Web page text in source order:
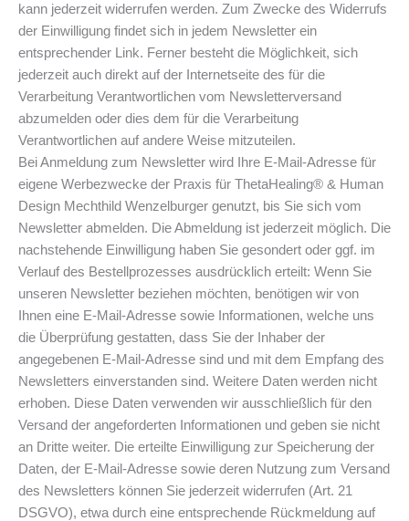
kann jederzeit widerrufen werden. Zum Zwecke des Widerrufs
der Einwilligung findet sich in jedem Newsletter ein
entsprechender Link. Ferner besteht die Möglichkeit, sich
jederzeit auch direkt auf der Internetseite des für die
Verarbeitung Verantwortlichen vom Newsletterversand
abzumelden oder dies dem für die Verarbeitung
Verantwortlichen auf andere Weise mitzuteilen.
Bei Anmeldung zum Newsletter wird Ihre E-Mail-Adresse für
eigene Werbezwecke der Praxis für ThetaHealing® & Human
Design Mechthild Wenzelburger genutzt, bis Sie sich vom
Newsletter abmelden. Die Abmeldung ist jederzeit möglich. Die
nachstehende Einwilligung haben Sie gesondert oder ggf. im
Verlauf des Bestellprozesses ausdrücklich erteilt: Wenn Sie
unseren Newsletter beziehen möchten, benötigen wir von
Ihnen eine E-Mail-Adresse sowie Informationen, welche uns
die Überprüfung gestatten, dass Sie der Inhaber der
angegebenen E-Mail-Adresse sind und mit dem Empfang des
Newsletters einverstanden sind. Weitere Daten werden nicht
erhoben. Diese Daten verwenden wir ausschließlich für den
Versand der angeforderten Informationen und geben sie nicht
an Dritte weiter. Die erteilte Einwilligung zur Speicherung der
Daten, der E-Mail-Adresse sowie deren Nutzung zum Versand
des Newsletters können Sie jederzeit widerrufen (Art. 21
DSGVO), etwa durch eine entsprechende Rückmeldung auf